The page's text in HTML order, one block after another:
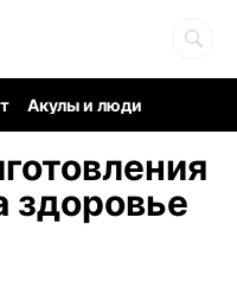
Акулы и люди
здоровье